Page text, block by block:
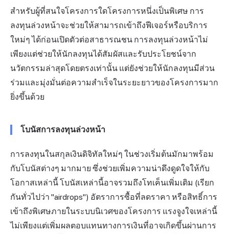
สำหรับผู้ที่สนใจโครงการใดโครงการหนึ่งเป็นพิเศษ การ
ลงทุนล่วงหน้าจะช่วยให้สามารถเข้าถึงฟีเจอร์หรือบริการ
ใหม่ๆ ได้ก่อนเปิดตัวต่อสาธารณชน การลงทุนล่วงหน้าไม่
เพียงแต่ช่วยให้นักลงทุนได้สัมผัสและรับประโยชน์จาก
นวัตกรรมล่าสุดโดยตรงเท่านั้น แต่ยังช่วยให้นักลงทุนมีส่วน
ร่วมและมุ่งมั่นต่อความสำเร็จในระยะยาวของโครงการมาก
ยิ่งขึ้นด้วย
โบนัสการลงทุนล่วงหน้า
การลงทุนในสกุลเงินดิจิทัลใหม่ๆ ในช่วงเริ่มต้นมักมาพร้อม
กับโบนัสต่างๆ มากมาย ซึ่งช่วยเพิ่มความน่าดึงดูดใจให้กับ
โอกาสเหล่านี้ โบนัสเหล่านี้อาจรวมถึงโทเค็นเพิ่มเติม (เรียก
กันทั่วไปว่า "airdrops") อัตราการซื้อที่ลดราคา หรือสิทธิ์การ
เข้าถึงพิเศษภายในระบบนิเวศของโครงการ แรงจูงใจเหล่านี้
ไม่เพียงแต่เพิ่มผลตอบแทนทางการเงินที่อาจเกิดขึ้นผ่านการ